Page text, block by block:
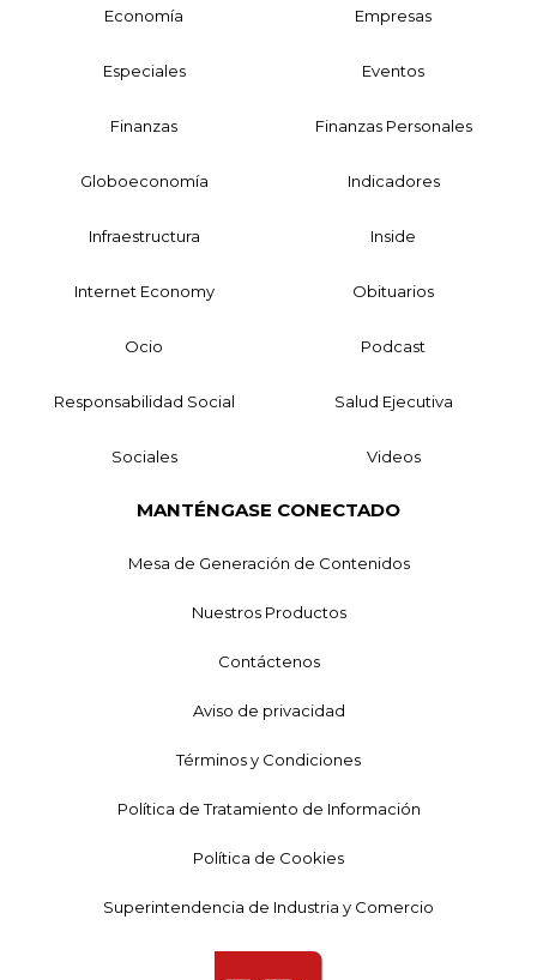
Economía Empresas
Especiales Eventos
Finanzas Finanzas Personales
Globoeconomía Indicadores
Infraestructura Inside
Internet Economy Obituarios
Ocio Podcast
Responsabilidad Social Salud Ejecutiva
Sociales Videos
MANTÉNGASE CONECTADO
Mesa de Generación de Contenidos
Nuestros Productos
Contáctenos
Aviso de privacidad
Términos y Condiciones
Política de Tratamiento de Información
Política de Cookies
Superintendencia de Industria y Comercio